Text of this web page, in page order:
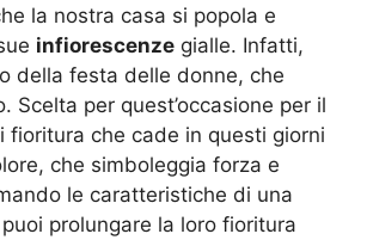
la nostra casa si popola e
infiorescenze gialle. Infatti,
della festa delle donne, che
Scelta per quest’occasione per il
fioritura che cade in questi giorni
che simboleggia forza e
le caratteristiche di una
prolungare la loro fioritura